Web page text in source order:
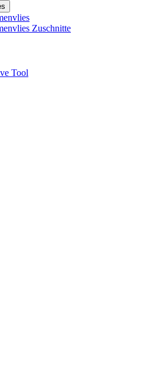
Zuschnitte
Tool